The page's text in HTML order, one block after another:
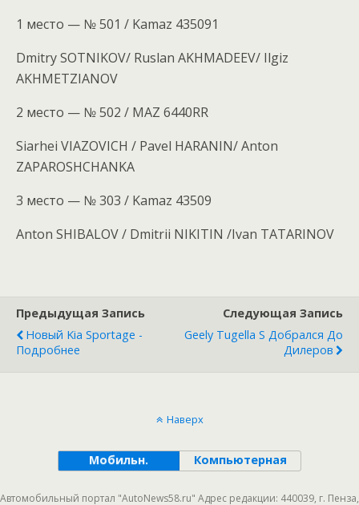
1 место — № 501 / Kamaz 435091
Dmitry SOTNIKOV/ Ruslan AKHMADEEV/ Ilgiz
AKHMETZIANOV
2 место — № 502 / MAZ 6440RR
Siarhei VIAZOVICH / Pavel HARANIN/ Anton
ZAPAROSHCHANKA
3 место — № 303 / Kamaz 43509
Anton SHIBALOV / Dmitrii NIKITIN /Ivan TATARINOV
Предыдущая Запись
Новый Kia Sportage -
Подробнее
Следующая Запись
Geely Tugella S Добрался До
Дилеров
Наверх
Мобильн. Компьютерная
Автомобильный портал "AutoNews58.ru" Адрес редакции: 440039, г. Пенза,